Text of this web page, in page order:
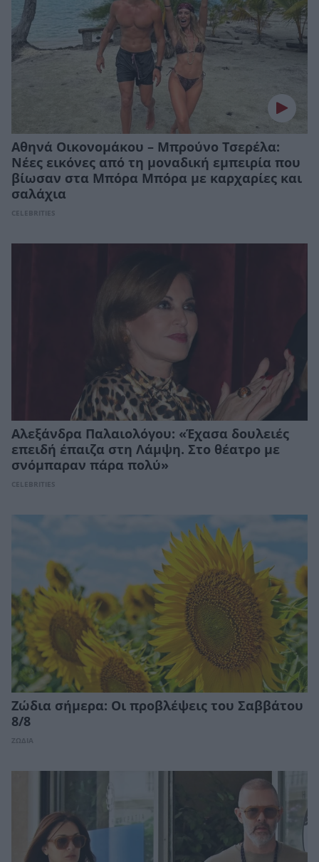
Αθηνά Οικονομάκου – Μπρούνο Τσερέλα:
Νέες εικόνες από τη μοναδική εμπειρία που
βίωσαν στα Μπόρα Μπόρα με καρχαρίες και
σαλάχια
CELEBRITIES
Αλεξάνδρα Παλαιολόγου: «Έχασα δουλειές
επειδή έπαιζα στη Λάμψη. Στο θέατρο με
σνόμπαραν πάρα πολύ»
CELEBRITIES
Ζώδια σήμερα: Οι προβλέψεις του Σαββάτου
8/8
ΖΩΔΙΑ